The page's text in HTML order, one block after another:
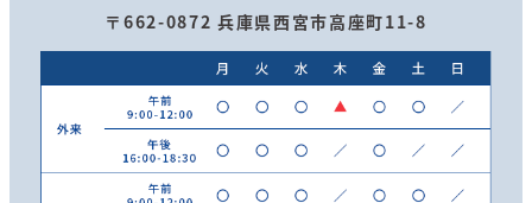
〒662-0872 兵庫県西宮市高座町11-8